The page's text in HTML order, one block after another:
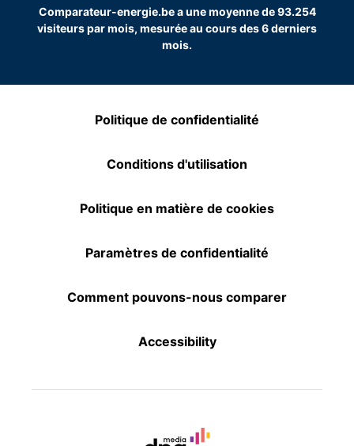
Comparateur-energie.be a une moyenne de 93.254
visiteurs par mois, mesurée au cours des 6 derniers
mois.
Politique de confidentialité
Conditions d'utilisation
Politique en matière de cookies
Paramètres de confidentialité
Comment pouvons-nous comparer
Accessibility